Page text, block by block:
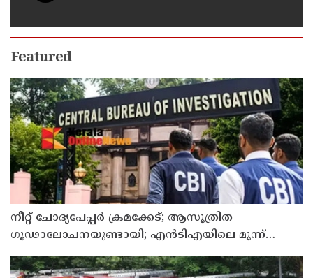
സംഘത്തിന്
Featured
നീറ്റ് ചോദ്യപേപ്പര്‍ ക്രമക്കേട്; ആസൂത്രിത
ഗൂഢാലോചനയുണ്ടായി; എന്‍ടിഎയിലെ മൂന്ന്
കണ്ടെത്തലുമായി സിബിഐ